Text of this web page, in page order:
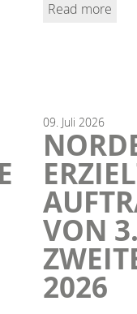
Read more
09. Juli 2026
VON
2026